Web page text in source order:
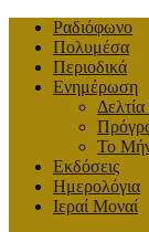
Ραδιόφωνο
Πολυμέσα
Περιοδικά
Ενημέρωση
Το
Εκδόσεις
Ημερολόγια
Ιεραί Μοναί